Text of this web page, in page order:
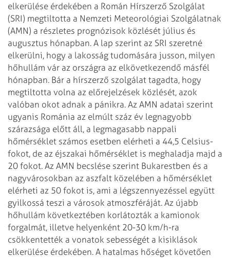
elkerülése érdekében a Román Hírszerző Szolgálat
(SRI) megtiltotta a Nemzeti Meteorológiai Szolgálatnak
(AMN) a részletes prognózisok közlését július és
augusztus hónapban. A lap szerint az SRI szeretné
elkerülni, hogy a lakosság tudomására jusson, milyen
hőhullám vár az országra az elkövetkezendő másfél
hónapban. Bár a hírszerző szolgálat tagadta, hogy
megtiltotta volna az előrejelzések közlését, azok
valóban okot adnak a pánikra. Az AMN adatai szerint
ugyanis Románia az elmúlt száz év legnagyobb
szárazsága előtt áll, a legmagasabb nappali
hőmérséklet számos esetben elérheti a 44,5 Celsius-
fokot, de az éjszakai hőmérséklet is meghaladja majd a
20 fokot. Az AMN becslése szerint Bukarestben és a
nagyvárosokban az aszfalt közelében a hőmérséklet
elérheti az 50 fokot is, ami a légszennyezéssel együtt
gyilkossá teszi a városok atmoszféráját. Az újabb
hőhullám következtében korlátozták a kamionok
forgalmát, illetve helyenként 20-30 km/h-ra
csökkentették a vonatok sebességét a kisiklások
elkerülése érdekében. A hatalmas hőséget követően